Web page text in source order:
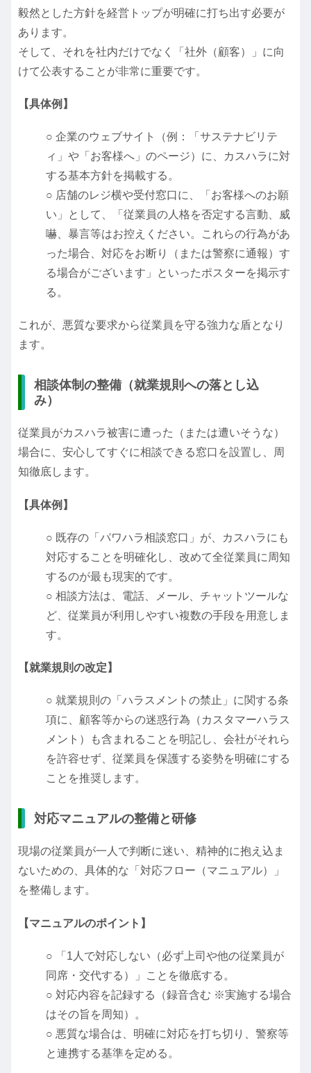
毅然とした方針を経営トップが明確に打ち出す必要が
あります。
そして、それを社内だけでなく「社外（顧客）」に向
けて公表することが非常に重要です。
【具体例】
○ 企業のウェブサイト（例：「サステナビリテ
ィ」や「お客様へ」のページ）に、カスハラに対
する基本方針を掲載する。
○ 店舗のレジ横や受付窓口に、「お客様へのお願
い」として、「従業員の人格を否定する言動、威
嚇、暴言等はお控えください。これらの行為があ
った場合、対応をお断り（または警察に通報）す
る場合がございます」といったポスターを掲示す
る。
これが、悪質な要求から従業員を守る強力な盾となり
ます。
相談体制の整備（就業規則への落とし込
み）
従業員がカスハラ被害に遭った（または遭いそうな）
場合に、安心してすぐに相談できる窓口を設置し、周
知徹底します。
【具体例】
○ 既存の「パワハラ相談窓口」が、カスハラにも
対応することを明確化し、改めて全従業員に周知
するのが最も現実的です。
○ 相談方法は、電話、メール、チャットツールな
ど、従業員が利用しやすい複数の手段を用意しま
す。
【就業規則の改定】
○ 就業規則の「ハラスメントの禁止」に関する条
項に、顧客等からの迷惑行為（カスタマーハラス
メント）も含まれることを明記し、会社がそれら
を許容せず、従業員を保護する姿勢を明確にする
ことを推奨します。
対応マニュアルの整備と研修
現場の従業員が一人で判断に迷い、精神的に抱え込ま
ないための、具体的な「対応フロー（マニュアル）」
を整備します。
【マニュアルのポイント】
○ 「1人で対応しない（必ず上司や他の従業員が
同席・交代する）」ことを徹底する。
○ 対応内容を記録する（録音含む ※実施する場合
はその旨を周知）。
○ 悪質な場合は、明確に対応を打ち切り、警察等
と連携する基準を定める。